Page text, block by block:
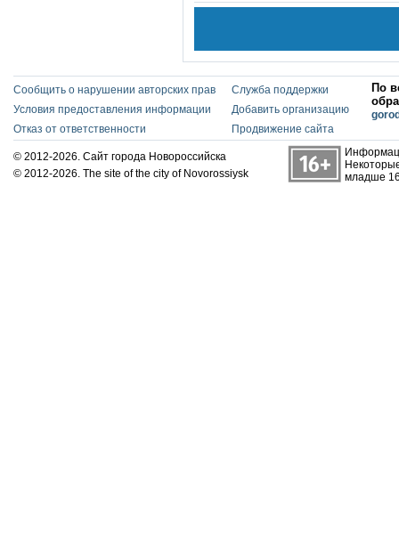
Сообщить о нарушении авторских прав
Условия предоставления информации
Отказ от ответственности
Служба поддержки
Добавить организацию
Продвижение сайта
По
© 2012-2026. Сайт города Новороссийска
© 2012-2026. The site of the city of Novorossiysk
младше